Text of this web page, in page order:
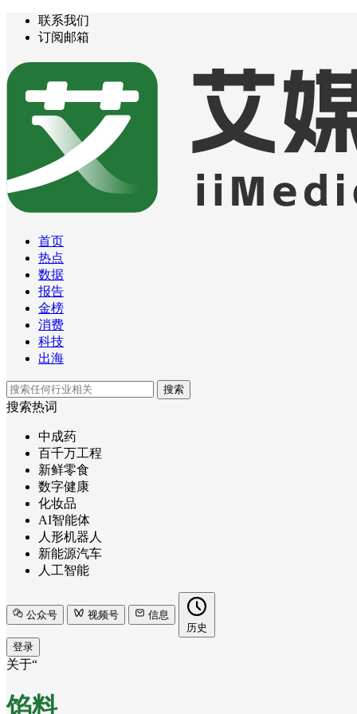
联系我们
订阅邮箱
首页
热点
数据
报告
金榜
消费
科技
出海
搜索
搜索热词
中成药
百千万工程
新鲜零食
数字健康
化妆品
AI智能体
人形机器人
新能源汽车
人工智能
公众号 视频号
信息
历史
登录
关于“
馅料